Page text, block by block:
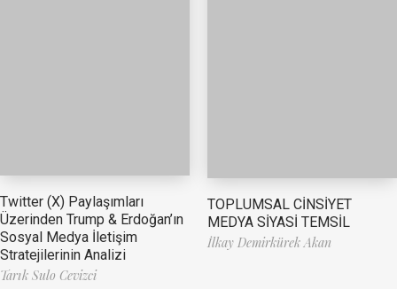
Twitter (X) Paylaşımları
Üzerinden Trump & Erdoğan’ın
Sosyal Medya İletişim
Stratejilerinin Analizi
Tarık Sulo Cevizci
TOPLUMSAL CİNSİYET
MEDYA SİYASİ TEMSİL
İlkay Demirkürek Akan